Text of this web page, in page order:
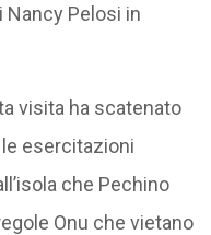
Nancy Pelosi in
visita ha scatenato
esercitazioni
che Pechino
Onu che vietano